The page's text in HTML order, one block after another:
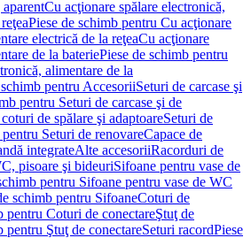
Cu acţionare spălare electronică,
Piese de schimb pentru Cu acţionare
electrică de la reţeaCu acţionare
de la bateriePiese de schimb pentru
alimentare de la
pentru AccesoriiSeturi de carcase şi
pentru Seturi de carcase şi de
de spălare şi adaptoareSeturi de
Seturi de renovareCapace de
integrateAlte accesoriiRacorduri de
pisoare şi bideuriSifoane pentru vase de
pentru Sifoane pentru vase de WC
schimb pentru SifoaneCoturi de
pentru Coturi de conectareŞtuţ de
pentru Ştuţ de conectareSeturi racordPiese